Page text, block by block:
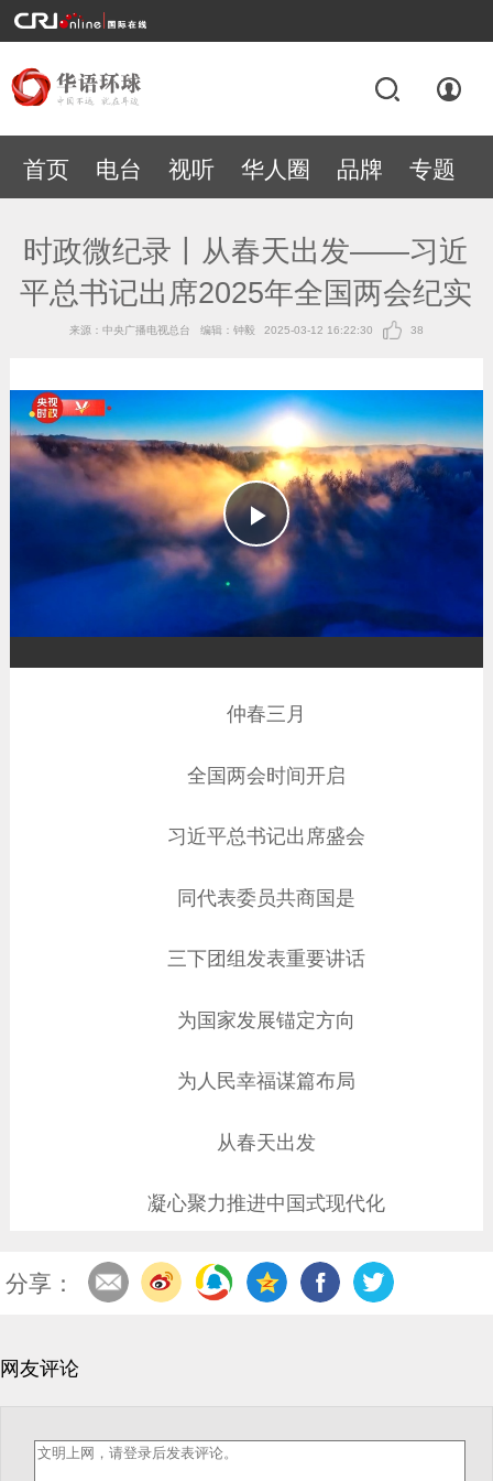
首页 电台 视听 华人圈 品牌 专题
时政微纪录丨从春天出发——习近
平总书记出席2025年全国两会纪实
来源：中央广播电视总台 编辑：钟毅 2025-03-12 16:22:30 38
播
放
仲春三月
全国两会时间开启
习近平总书记出席盛会
同代表委员共商国是
三下团组发表重要讲话
为国家发展锚定方向
为人民幸福谋篇布局
从春天出发
凝心聚力推进中国式现代化
分享：
网友评论